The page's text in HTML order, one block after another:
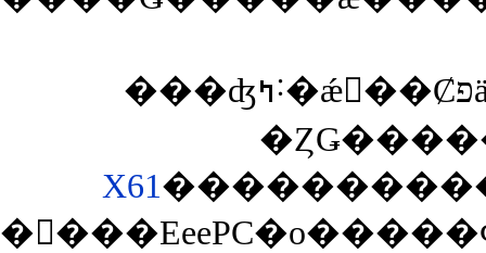
���ʤߤ˸�ǽ񤳤��ȻפäƤ����ΤǤ������椬
X61